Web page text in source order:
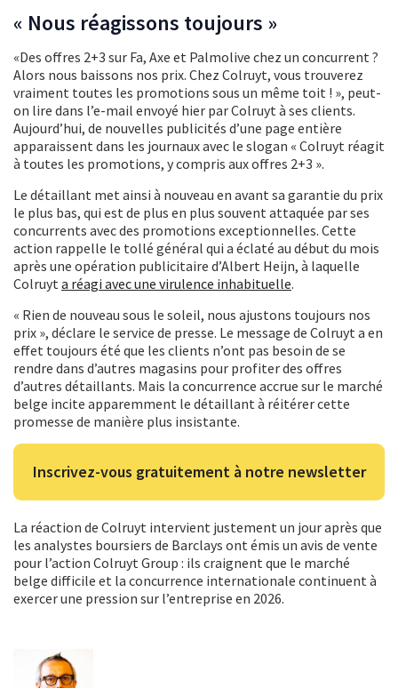
« Nous réagissons toujours »
«Des offres 2+3 sur Fa, Axe et Palmolive chez un concurrent ?
Alors nous baissons nos prix. Chez Colruyt, vous trouverez
vraiment toutes les promotions sous un même toit ! », peut-
on lire dans l’e-mail envoyé hier par Colruyt à ses clients.
Aujourd’hui, de nouvelles publicités d’une page entière
apparaissent dans les journaux avec le slogan « Colruyt réagit
à toutes les promotions, y compris aux offres 2+3 ».
Le détaillant met ainsi à nouveau en avant sa garantie du prix
le plus bas, qui est de plus en plus souvent attaquée par ses
concurrents avec des promotions exceptionnelles. Cette
action rappelle le tollé général qui a éclaté au début du mois
après une opération publicitaire d’Albert Heijn, à laquelle
Colruyta réagi avec une virulence inhabituelle.
« Rien de nouveau sous le soleil, nous ajustons toujours nos
prix », déclare le service de presse. Le message de Colruyt a en
effet toujours été que les clients n’ont pas besoin de se
rendre dans d’autres magasins pour profiter des offres
d’autres détaillants. Mais la concurrence accrue sur le marché
belge incite apparemment le détaillant à réitérer cette
promesse de manière plus insistante.
Inscrivez-vous gratuitement à notre newsletter
La réaction de Colruyt intervient justement un jour après que
les analystes boursiers de Barclays ont émis un avis de vente
pour l’action Colruyt Group : ils craignent que le marché
belge difficile et la concurrence internationale continuent à
exercer une pression sur l’entreprise en 2026.